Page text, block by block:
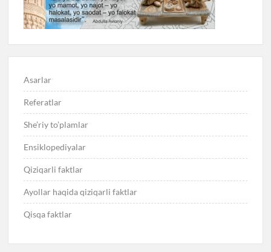
Asarlar
Referatlar
She’riy to’plamlar
Ensiklopediyalar
Qiziqarli faktlar
Ayollar haqida qiziqarli faktlar
Qisqa faktlar